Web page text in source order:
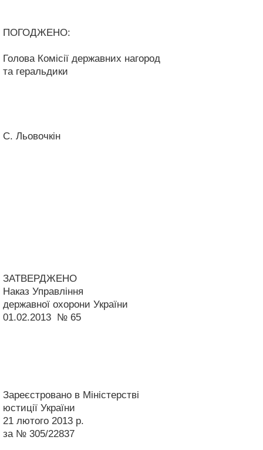
ПОГОДЖЕНО:
Голова Комісії державних нагород
та геральдики
С. Льовочкін
ЗАТВЕРДЖЕНО
Наказ Управління
державної охорони України
01.02.2013 № 65
Зареєстровано в Міністерстві
юстиції України
21 лютого 2013 р.
за № 305/22837